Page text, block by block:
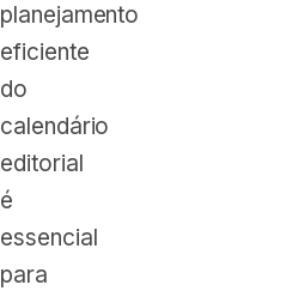
planejamento
eficiente
do
calendário
editorial
é
essencial
para